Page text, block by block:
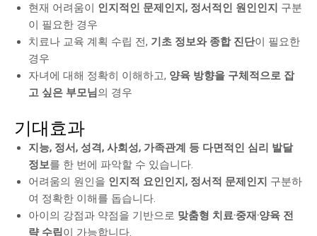
현재 어려움이 인지적인 문제인지, 정서적인 원인인지 구분
이 필요한 경우
치료나 교육 계획 수립 전, 기초 정보와 종합 진단이 필요한
경우
자녀에 대해 정확히 이해하고, 양육 방향을 구체적으로 잡
고 싶은 부모님의 경우
기대효과
지능, 정서, 성격, 사회성, 가족관계 등 다면적인 심리 발달
정보를 한 번에 파악할 수 있습니다.
어려움의 원인을 인지적 요인인지, 정서적 문제인지 구분하
여 정확한 이해를 돕습니다.
아이의 강점과 약점을 기반으로 맞춤형 치료·중재·양육 전
략 수립이 가능합니다.